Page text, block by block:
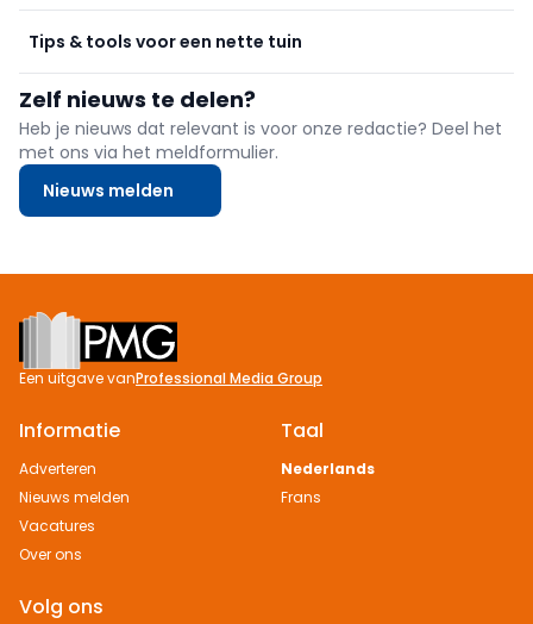
keukenapparatuur, Black & Decker biedt kwaliteit en
betrouwbaarheid. Op de website vind je ook handige tips en
handleidingen om het maximale uit je apparaten te halen. Met
Black & Decker haal je het beste in huis voor al jouw klus- en
schoonmaakwerkzaamheden.
Tips & tools voor een nette tuin
Zelf nieuws te delen?
Heb je nieuws dat relevant is voor onze redactie? Deel het
met ons via het meldformulier.
Nieuws melden
Footer
Een uitgave vanProfessional Media Group
Informatie
Adverteren
Nieuws melden
Vacatures
Over ons
Taal
Nederlands
Frans
Volg ons